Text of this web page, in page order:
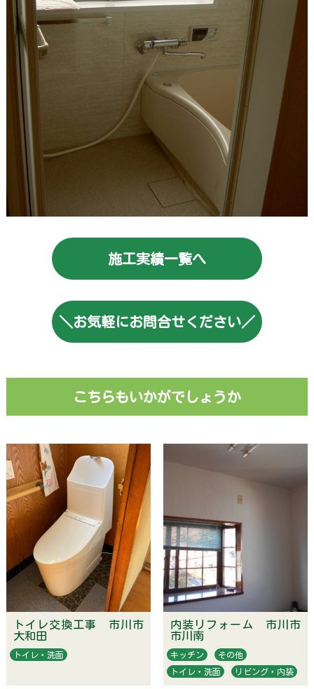
施工実績一覧へ
＼お気軽にお問合せください／
こちらもいかがでしょうか
トイレ交換工事 市川市
大和田
トイレ・洗面
内装リフォーム 市川市
市川南
キッチン
その他
トイレ・洗面
リビング・内装